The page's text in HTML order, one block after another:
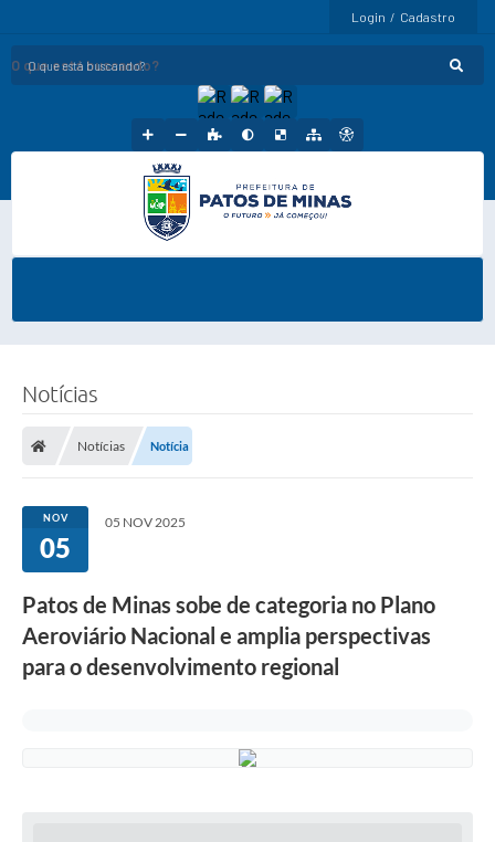
Login / Cadastro
O que está buscando?
Notícias
Notícias Notícia
NOV
05
05 NOV 2025
Patos de Minas sobe de categoria no Plano
Aeroviário Nacional e amplia perspectivas
para o desenvolvimento regional